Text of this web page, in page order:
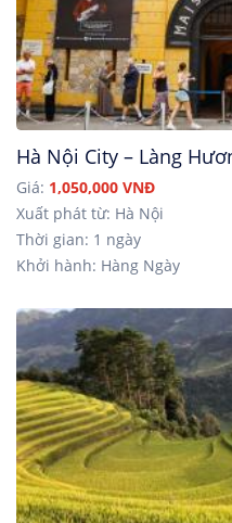
Hà Nội City – Làng
Giá: 1,050,000 VNĐ
Xuất phát từ: Hà Nội
Thời gian: 1 ngày
Khởi hành: Hàng Ngày